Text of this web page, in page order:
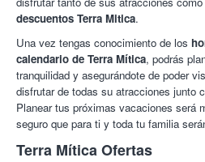
descuentos Terra Mitica.
Una vez tengas conocimiento de los
calendario de Terra Mítica, podrás
tranquilidad y asegurándote de poder
disfrutar de todas su atracciones junto
Planear tus próximas vacaciones será
seguro que para ti y toda tu familia
Terra Mítica Ofertas